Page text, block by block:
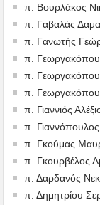
π. Βουρλάκος
π. Γαβαλάς
π. Γανωτής
π.
π.
π.
π. Γιαννιός
π. Γιαννόπουλος
π. Γκούμας
π. Γκουρβέλος
π. Δαρδανός
π. Δημητρίου